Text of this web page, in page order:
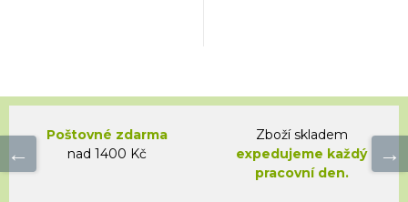
Poštovné zdarma
nad 1400 Kč
Zboží skladem
expedujeme každý
pracovní den.